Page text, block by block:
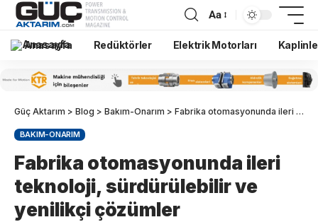
Aa
Anasayfa Redüktörler Elektrik Motorları
Güç Aktarım > Blog > Bakım-Onarım > Fabrika otomasyonunda ileri teknoloji, sürdürülebilir ve yenilikçi çözümler
BAKIM-ONARIM
Fabrika otomasyonunda ileri
teknoloji, sürdürülebilir ve
yenilikçi çözümler